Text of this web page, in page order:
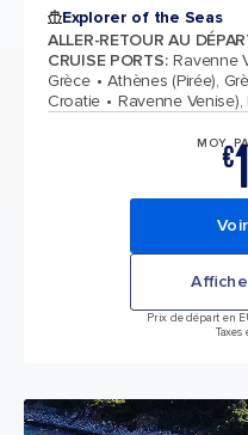
Explorer of the Seas
ALLER-RETOUR AU
CRUISE PORTS: Ravenne
Grèce
Athènes (Pirée),
Croatie
Ravenne Venise),
MOY.€
Prix de départ en
Taxes